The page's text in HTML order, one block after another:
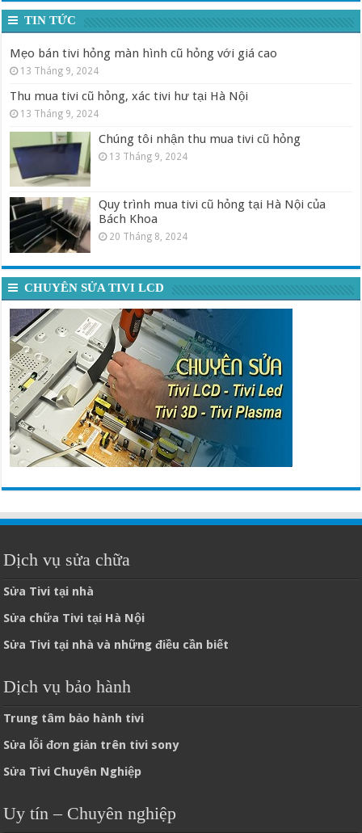
TIN TỨC
Mẹo bán tivi hỏng màn hình cũ hỏng với giá cao
13 Tháng 9, 2024
Thu mua tivi cũ hỏng, xác tivi hư tại Hà Nội
13 Tháng 9, 2024
Chúng tôi nhận thu mua tivi cũ hỏng
13 Tháng 9, 2024
Quy trình mua tivi cũ hỏng tại Hà Nội của
Bách Khoa
20 Tháng 8, 2024
CHUYÊN SỬA TIVI LCD
Dịch vụ sửa chữa
Sửa Tivi tại nhà
Sửa chữa Tivi tại Hà Nội
Sửa Tivi tại nhà và những điều cần biết
Dịch vụ bảo hành
Trung tâm bảo hành tivi
Sửa lỗi đơn giản trên tivi sony
Sửa Tivi Chuyên Nghiệp
Uy tín – Chuyên nghiệp